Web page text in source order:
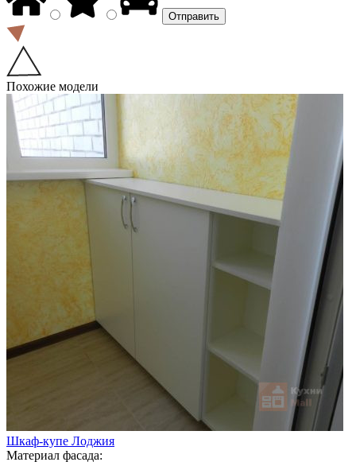
Похожие модели
Шкаф-купе Лоджия
Материал фасада: